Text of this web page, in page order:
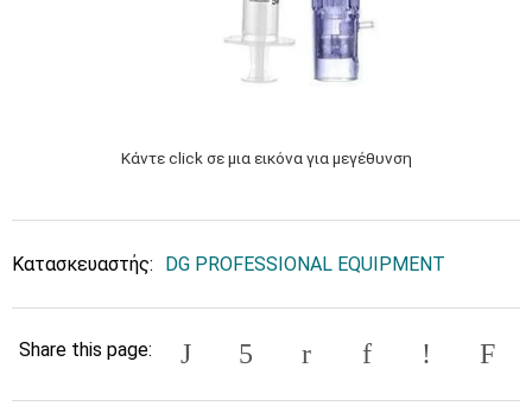
Κάντε click σε μια εικόνα για μεγέθυνση
Κατασκευαστής: DG PROFESSIONAL EQUIPMENT
Share this page: